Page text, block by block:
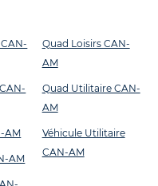
AM
AM
Quad Loisirs CAN-
AM
Quad Utilitaire CAN-
AM
Véhicule Utilitaire
CAN-AM